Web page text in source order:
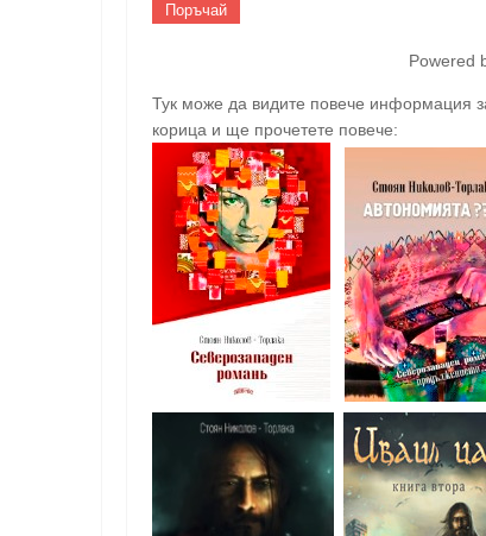
Поръчай
Powered
Тук може да видите повече информация
корица и ще прочетете повече: